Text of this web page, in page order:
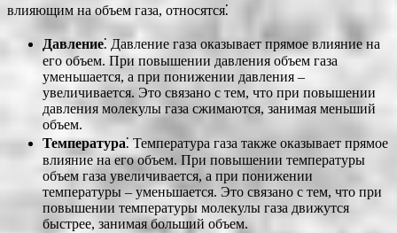
влияющим на объем газа, относятся⁚
Давление⁚ Давление газа оказывает прямое влияние на
его объем. При повышении давления объем газа
уменьшается, а при понижении давления –
увеличивается. Это связано с тем, что при повышении
давления молекулы газа сжимаются, занимая меньший
объем.
Температура⁚ Температура газа также оказывает прямое
влияние на его объем. При повышении температуры
объем газа увеличивается, а при понижении
температуры – уменьшается. Это связано с тем, что при
повышении температуры молекулы газа движутся
быстрее, занимая больший объем.